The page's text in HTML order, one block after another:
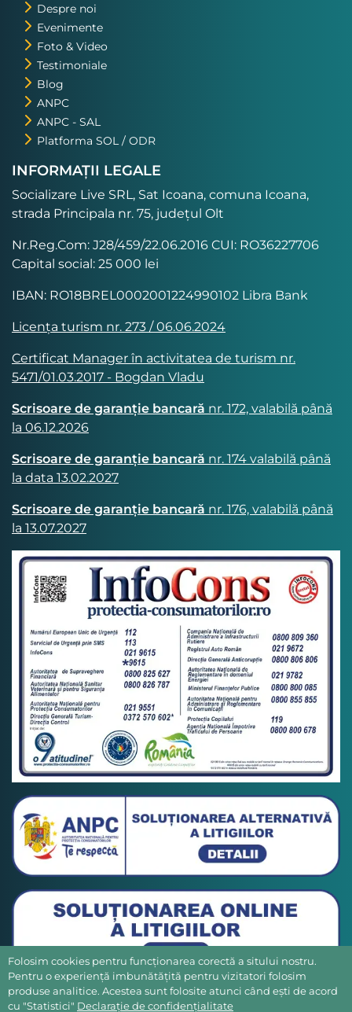
Despre noi
Evenimente
Foto & Video
Testimoniale
Blog
ANPC
ANPC - SAL
Platforma SOL / ODR
INFORMAȚII LEGALE
Socializare Live SRL, Sat Icoana, comuna Icoana,
strada Principala nr. 75, județul Olt
Nr.Reg.Com: J28/459/22.06.2016 CUI: RO36227706
Capital social: 25 000 lei
IBAN: RO18BREL0002001224990102 Libra Bank
Licența turism nr. 273 / 06.06.2024
Certificat Manager în activitatea de turism nr.
5471/01.03.2017 - Bogdan Vladu
Scrisoare de garanție bancară nr. 172, valabilă până
la 06.12.2026
Scrisoare de garanție bancară nr. 174 valabilă până
la data 13.02.2027
Scrisoare de garanție bancară nr. 176, valabilă până
la 13.07.2027
Folosim cookies pentru funcționarea corectă a sitului nostru.
Pentru o experiență imbunătățită pentru vizitatori folosim
produse analitice. Acestea sunt folosite atunci când ești de acord
cu "Statistici" Declarație de confidențialitate